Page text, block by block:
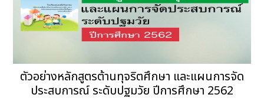
ตัวอย่างหลักสูตรต้านทุจริตศึกษา และแผนการจัด
ประสบการณ์ ระดับปฐมวัย ปีการศึกษา 2562